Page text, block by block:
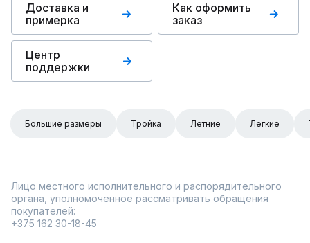
Доставка и
примерка
Как оформить
заказ
Центр
поддержки
Большие размеры Тройка Летние Легкие
Лицо местного исполнительного и распорядительного
органа, уполномоченное рассматривать обращения
покупателей:
+375 162 30-18-45